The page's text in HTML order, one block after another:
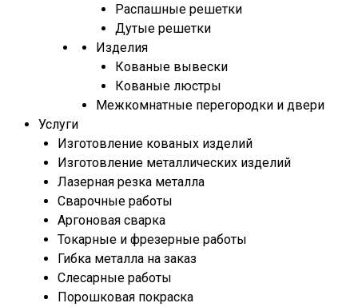
Распашные решетки
Дутые решетки
Изделия
Кованые вывески
Кованые люстры
Межкомнатные перегородки и двери
Услуги
Изготовление кованых изделий
Изготовление металлических изделий
Лазерная резка металла
Сварочные работы
Аргоновая сварка
Токарные и фрезерные работы
Гибка металла на заказ
Слесарные работы
Порошковая покраска